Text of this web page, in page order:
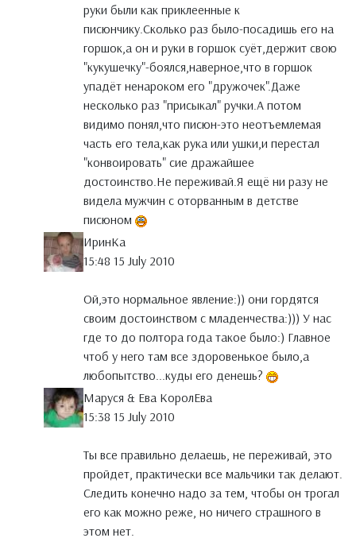
руки были как приклеенные к
писюнчику.Сколько раз было-посадишь его на
горшок,а он и руки в горшок суёт,держит свою
"кукушечку"-боялся,наверное,что в горшок
упадёт ненароком его "дружочек".Даже
несколько раз "присыкал" ручки.А потом
видимо понял,что писюн-это неотъемлемая
часть его тела,как рука или ушки,и перестал
"конвоировать" сие дражайшее
достоинство.Не переживай.Я ещё ни разу не
видела мужчин с оторванным в детстве
писюном
ИринКа
15:48 15 July 2010
Ой,это нормальное явление:)) они гордятся
своим достоинством с младенчества:))) У нас
где то до полтора года такое было:) Главное
чтоб у него там все здоровенькое было,а
любопытство...куды его денешь?
Маруся & Ева КоролЕва
15:38 15 July 2010
Ты все правильно делаешь, не переживай, это
пройдет, практически все мальчики так делают.
Следить конечно надо за тем, чтобы он трогал
его как можно реже, но ничего страшного в
этом нет.